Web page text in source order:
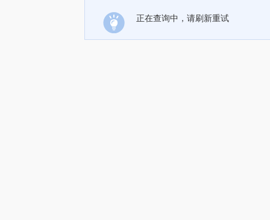
正在查询中，请刷新重试